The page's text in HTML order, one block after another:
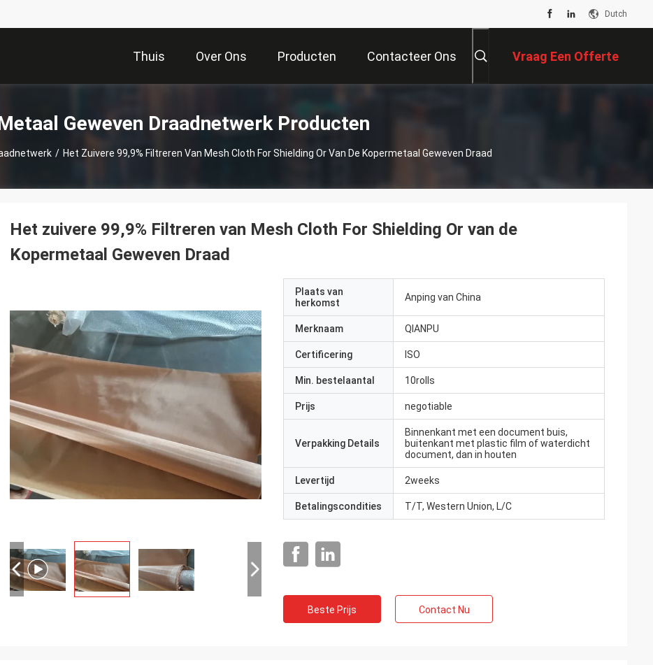
Dutch
Thuis Over Ons Producten Contacteer Ons Vraag Een Offerte
Geweven Draadnetwerk Producten
/ Het Zuivere 99,9% Filtreren Van Mesh Cloth For Shielding Or Van De Kopermetaal Geweven Draad
Het zuivere 99,9% Filtreren van Mesh Cloth For Shielding Or van de
Kopermetaal Geweven Draad
Plaats van
herkomst
Anping van China
Merknaam QIANPU
Certificering ISO
Min. bestelaantal 10rolls
Prijs negotiable
Verpakking Details
Binnenkant met een document buis,
buitenkant met plastic film of waterdicht
document, dan in houten
Levertijd 2weeks
Betalingscondities T/T, Western Union, L/C
Beste Prijs Contact Nu